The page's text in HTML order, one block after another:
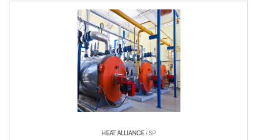
HEAT ALLIANCE/ SP